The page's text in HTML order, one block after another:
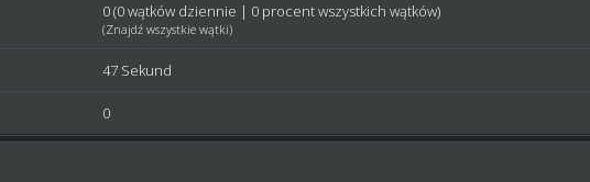
0 (0 wątków dziennie | 0 procent wszystkich wątków)
(Znajdź wszystkie wątki)
47 Sekund
0